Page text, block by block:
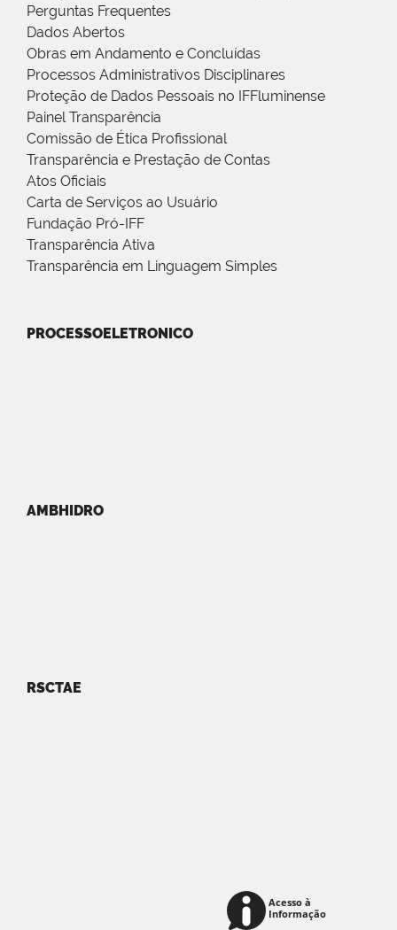
Perguntas Frequentes
Dados Abertos
Obras em Andamento e Concluídas
Processos Administrativos Disciplinares
Proteção de Dados Pessoais no IFFluminense
Painel Transparência
Comissão de Ética Profissional
Transparência e Prestação de Contas
Atos Oficiais
Carta de Serviços ao Usuário
Fundação Pró-IFF
Transparência Ativa
Transparência em Linguagem Simples
PROCESSOELETRONICO
AMBHIDRO
RSCTAE